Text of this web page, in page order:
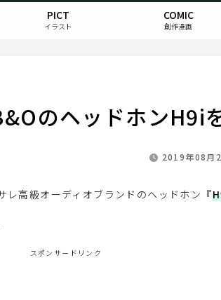
PICT
イラスト
COMIC
創作漫画
のヘッドホンH9i
2019年08月
レ高級オーディオブランドのヘッドホン『
スポンサードリンク